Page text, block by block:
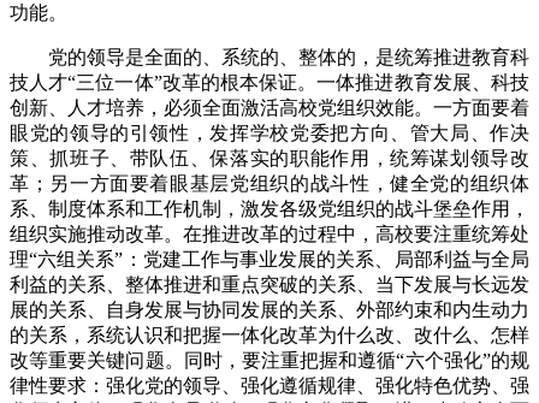
功能。
党的领导是全面的、系统的、整体的，是统筹推进教育科
技人才“三位一体”改革的根本保证。一体推进教育发展、科技
创新、人才培养，必须全面激活高校党组织效能。一方面要着
眼党的领导的引领性，发挥学校党委把方向、管大局、作决
策、抓班子、带队伍、保落实的职能作用，统筹谋划领导改
革；另一方面要着眼基层党组织的战斗性，健全党的组织体
系、制度体系和工作机制，激发各级党组织的战斗堡垒作用，
组织实施推动改革。在推进改革的过程中，高校要注重统筹处
理“六组关系”：党建工作与事业发展的关系、局部利益与全局
利益的关系、整体推进和重点突破的关系、当下发展与长远发
展的关系、自身发展与协同发展的关系、外部约束和内生动力
的关系，系统认识和把握一体化改革为什么改、改什么、怎样
改等重要关键问题。同时，要注重把握和遵循“六个强化”的规
律性要求：强化党的领导、强化遵循规律、强化特色优势、强